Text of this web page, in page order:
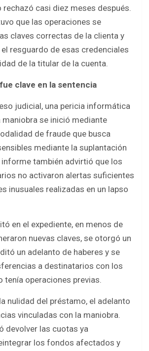
rechazó casi diez meses después.
que las operaciones se
claves correctas de la clienta y
resguardo de esas credenciales
de la titular de la cuenta.
clave en la sentencia
judicial, una pericia informática
maniobra se inició mediante
de fraude que busca
mediante la suplantación
informe también advirtió que los
no activaron alertas suficientes
inusuales realizadas en un lapso
en el expediente, en menos de
nuevas claves, se otorgó un
un adelanto de haberes y se
a destinatarios con los
tenía operaciones previas.
nulidad del préstamo, el adelanto
vinculadas con la maniobra.
devolver las cuotas ya
los fondos afectados y